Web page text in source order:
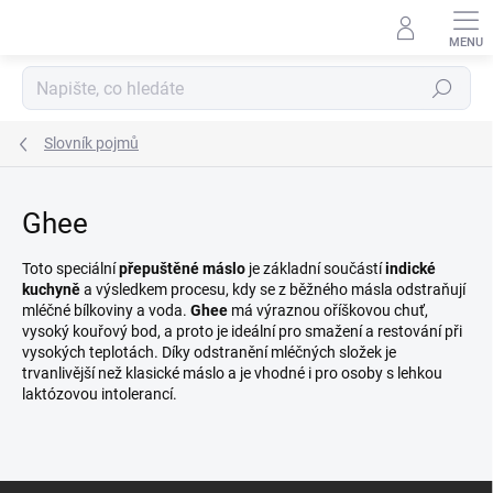
Hledat
Slovník pojmů
Ghee
Toto speciálnípřepuštěné máslo je základní součástíindické
kuchyněa výsledkem procesu, kdy se z běžného másla odstraňují
mléčné bílkoviny a voda. Ghee má výraznou oříškovou chuť,
vysoký kouřový bod, a proto je ideální pro smažení a restování při
vysokých teplotách. Díky odstranění mléčných složek je
trvanlivější než klasické máslo a je vhodné i pro osoby s lehkou
laktózovou intolerancí.